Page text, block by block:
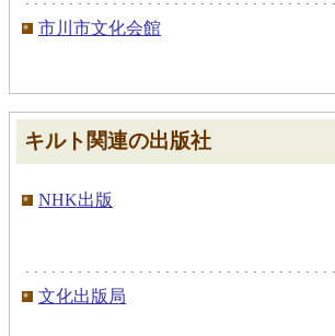
市川市文化会館
キルト関連の出版社
NHK出版
文化出版局